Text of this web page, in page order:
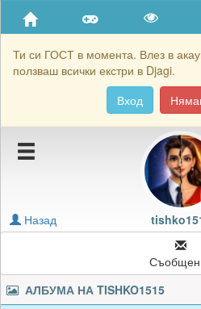
Ти си ГОСТ в момента. Влез в
ползваш всички екстри в Djagi.
Вход
Приятели
Хронология на игри
Подаръците на tishko1515
Картичките на tishko1515
Блокирай tishko1515
Назад
АЛБУМА НА TISHKO1515